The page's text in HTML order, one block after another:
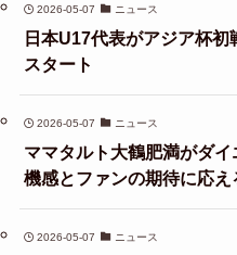
2026-05-07 ニュース
日本U17代表がアジア杯
スタート
2026-05-07 ニュース
ママタルト大鶴肥満がダ
機感とファンの期待に応え
2026-05-07 ニュース